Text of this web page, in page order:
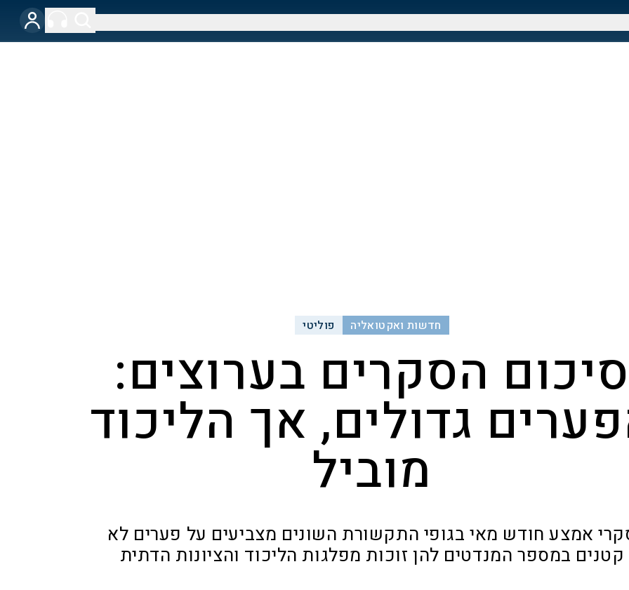
חדשות ואקטואליה פוליטי
סיכום הסקרים בערוצים:
גדולים, אך הליכוד
מוביל
אמצע חודש מאי בגופי התקשורת השונים מצביעים על פערים לא
קטנים במספר המנדטים להן זוכות מפלגות הליכוד והציונות הדתית